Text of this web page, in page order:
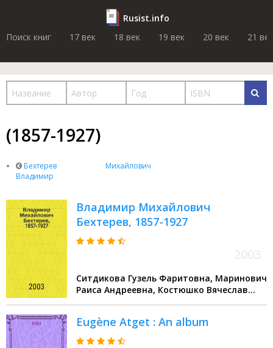
Rusist.info
Поиск книг
17 век 18 век 19 век 20 век 21 век
(1857-1927)
Бехтерев
Владимир
Михайлович
Владимир Михайлович
Бехтерев, 1857-1927
Ситдикова Гузель Фаритовна, Маринович
Раиса Андреевна, Костюшко Вячеслав
Eugène Atget : An album